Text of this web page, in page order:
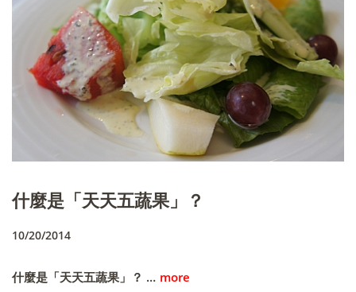
什麼是「天天五蔬果」？
10/20/2014
什麼是「天天五蔬果」？ … more